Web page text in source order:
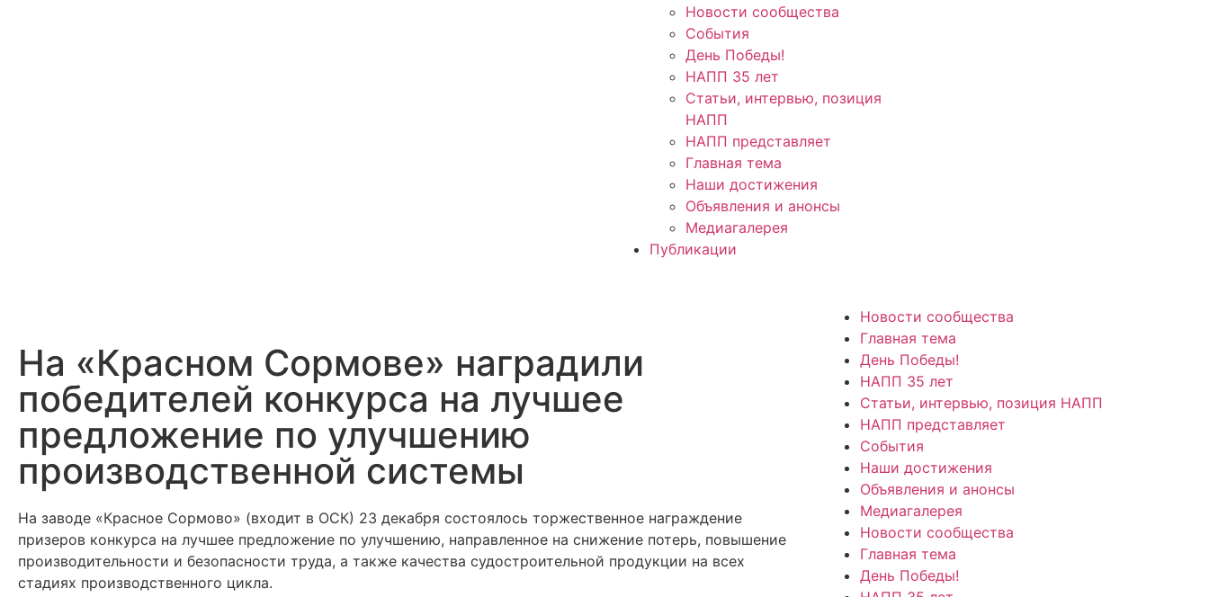
Новости сообщества
События
День Победы!
НАПП 35 лет
Статьи, интервью, позиция
НАПП
НАПП представляет
Главная тема
Наши достижения
Объявления и анонсы
Медиагалерея
Публикации
На «Красном Сормове» наградили
победителей конкурса на лучшее
предложение по улучшению
производственной системы
На заводе «Красное Сормово» (входит в ОСК) 23 декабря состоялось торжественное награждение
призеров конкурса на лучшее предложение по улучшению, направленное на снижение потерь, повышение
производительности и безопасности труда, а также качества судостроительной продукции на всех
стадиях производственного цикла.
Новости сообщества
Главная тема
День Победы!
НАПП 35 лет
Статьи, интервью, позиция НАПП
НАПП представляет
События
Наши достижения
Объявления и анонсы
Медиагалерея
Новости сообщества
Главная тема
День Победы!